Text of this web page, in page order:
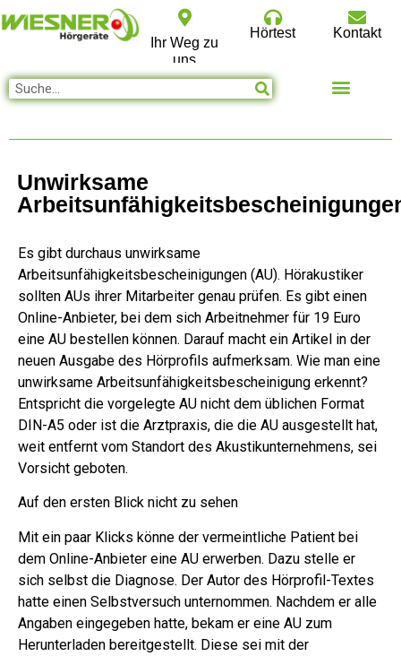
Ihr Weg zu
uns
Hörtest Kontakt
Unwirksame
Es gibt durchaus unwirksame
Arbeitsunfähigkeitsbescheinigungen (AU). Hörakustiker
sollten AUs ihrer Mitarbeiter genau prüfen. Es gibt einen
Online-Anbieter, bei dem sich Arbeitnehmer für 19 Euro
eine AU bestellen können. Darauf macht ein Artikel in der
neuen Ausgabe des Hörprofils aufmerksam. Wie man eine
unwirksame Arbeitsunfähigkeitsbescheinigung erkennt?
Entspricht die vorgelegte AU nicht dem üblichen Format
DIN-A5 oder ist die Arztpraxis, die die AU ausgestellt hat,
weit entfernt vom Standort des Akustikunternehmens, sei
Vorsicht geboten.
Auf den ersten Blick nicht zu sehen
Mit ein paar Klicks könne der vermeintliche Patient bei
dem Online-Anbieter eine AU erwerben. Dazu stelle er
sich selbst die Diagnose. Der Autor des Hörprofil-Textes
hatte einen Selbstversuch unternommen. Nachdem er alle
Angaben eingegeben hatte, bekam er eine AU zum
Herunterladen bereitgestellt. Diese sei mit der